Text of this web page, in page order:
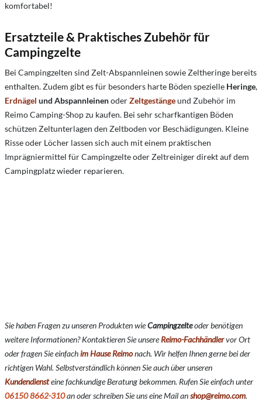
komfortabel!
Ersatzteile & Praktisches Zubehör für
Campingzelte
Bei Campingzelten sind Zelt-Abspannleinen sowie Zeltheringe bereits
enthalten. Zudem gibt es für besonders harte Böden spezielle Heringe,
Erdnägel und AbspannleinenoderZeltgestängeund Zubehör im
Reimo Camping-Shop zu kaufen. Bei sehr scharfkantigen Böden
schützen Zeltunterlagen den Zeltboden vor Beschädigungen. Kleine
Risse oder Löcher lassen sich auch mit einem praktischen
Imprägniermittel für Campingzelte oder Zeltreiniger direkt auf dem
Campingplatz wieder reparieren.
Sie haben Fragen zu unseren Produkten wieCampingzelteoder benötigen
weitere Informationen? Kontaktieren Sie unsereReimo-Fachhändlervor Ort
oder fragen Sie einfachim Hause Reimonach. Wir helfen Ihnen gerne bei der
richtigen Wahl. Selbstverständlich können Sie auch über unseren
Kundendiensteine fachkundige Beratung bekommen. Rufen Sie einfach unter
06150 8662-310an oder schreiben Sie uns eine Mail anshop@reimo.com.